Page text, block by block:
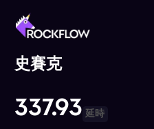
史賽克
337.93 延時